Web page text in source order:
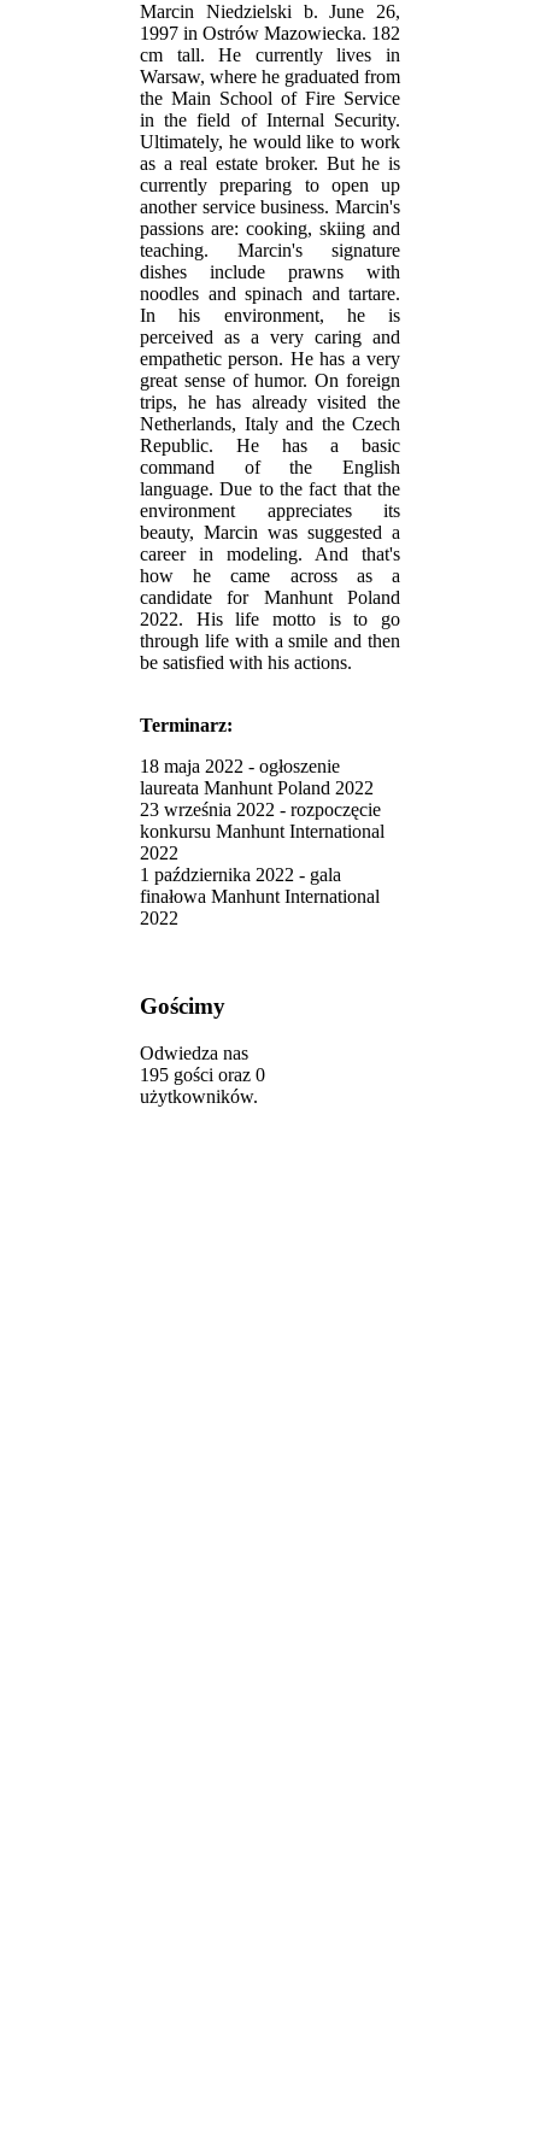
Marcin Niedzielski b. June 26,
1997 in Ostrów Mazowiecka. 182
cm tall. He currently lives in
Warsaw, where he graduated from
the Main School of Fire Service
in the field of Internal Security.
Ultimately, he would like to work
as a real estate broker. But he is
currently preparing to open up
another service business. Marcin's
passions are: cooking, skiing and
teaching. Marcin's signature
dishes include prawns with
noodles and spinach and tartare.
In his environment, he is
perceived as a very caring and
empathetic person. He has a very
great sense of humor. On foreign
trips, he has already visited the
Netherlands, Italy and the Czech
Republic. He has a basic
command of the English
language. Due to the fact that the
environment appreciates its
beauty, Marcin was suggested a
career in modeling. And that's
how he came across as a
candidate for Manhunt Poland
2022. His life motto is to go
through life with a smile and then
be satisfied with his actions.
Terminarz:
18 maja 2022 - ogłoszenie
laureata Manhunt Poland 2022
23 września 2022 - rozpoczęcie
konkursu Manhunt International
2022
1 października 2022 - gala
finałowa Manhunt International
2022
Gościmy
Odwiedza nas
195 gości oraz 0
użytkowników.